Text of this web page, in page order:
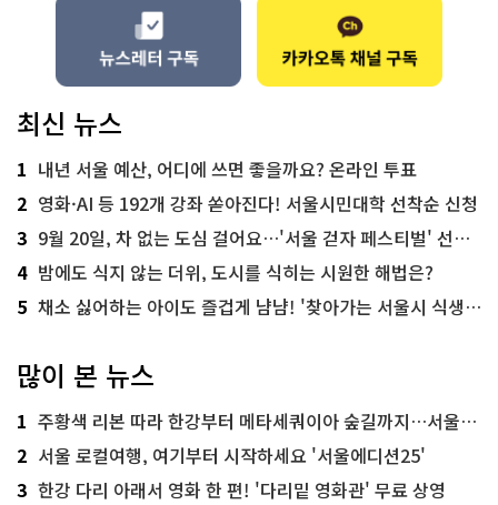
최신 뉴스
1 내년 서울 예산, 어디에 쓰면 좋을까요? 온라인 투표
2 영화·AI 등 192개 강좌 쏟아진다! 서울시민대학 선착순 신청
3 9월 20일, 차 없는 도심 걸어요…'서울 걷자 페스티벌' 선착순 5천명
4 밤에도 식지 않는 더위, 도시를 식히는 시원한 해법은?
5 채소 싫어하는 아이도 즐겁게 냠냠! '찾아가는 서울시 식생활 교육' 현장
많이 본 뉴스
1 주황색 리본 따라 한강부터 메타세쿼이아 숲길까지…서울둘레길 15코스
2 서울 로컬여행, 여기부터 시작하세요 '서울에디션25'
3 한강 다리 아래서 영화 한 편! '다리밑 영화관' 무료 상영